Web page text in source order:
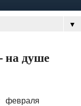
▼
на душе
февраля